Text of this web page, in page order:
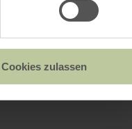
Cookies zulassen